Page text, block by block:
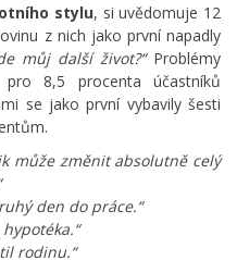
stylu, si uvědomuje 12
z nich jako první napadly
můj další život?“Problémy
8,5 procenta účastníků
se jako první vybavily šesti
může změnit absolutně celý
den do práce.“
rodinu.“